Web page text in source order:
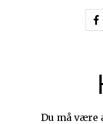
Du må være